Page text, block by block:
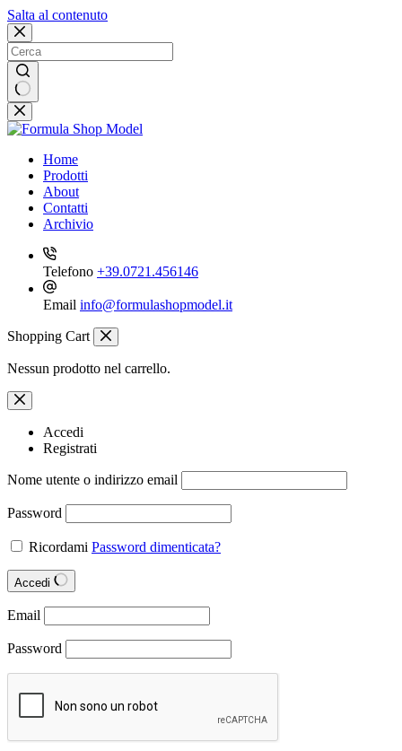
Salta al contenuto
Nessun
risultato
Home
Prodotti
About
Contatti
Archivio
Telefono +39.0721.456146
Email info@formulashopmodel.it
Shopping Cart
Nessun prodotto nel carrello.
Accedi
Registrati
Nome utente o indirizzo email
Password
Ricordami Password dimenticata?
Accedi
Email
Password